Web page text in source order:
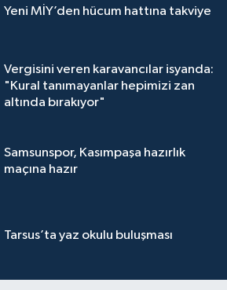
Yeni MİY’den hücum hattına takviye
Vergisini veren karavancılar isyanda:
"Kural tanımayanlar hepimizi zan
altında bırakıyor"
Samsunspor, Kasımpaşa hazırlık
maçına hazır
Tarsus’ta yaz okulu buluşması